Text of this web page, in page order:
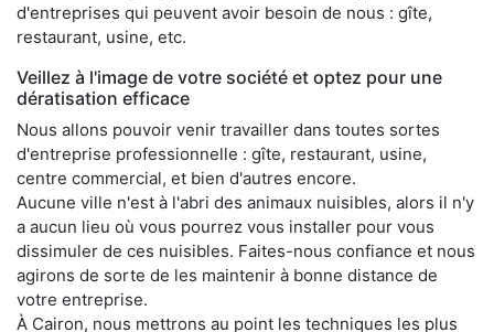
d'entreprises qui peuvent avoir besoin de nous : gîte,
restaurant, usine, etc.
Veillez à l'image de votre société et optez pour une
dératisation efficace
Nous allons pouvoir venir travailler dans toutes sortes
d'entreprise professionnelle : gîte, restaurant, usine,
centre commercial, et bien d'autres encore.
Aucune ville n'est à l'abri des animaux nuisibles, alors il n'y
a aucun lieu où vous pourrez vous installer pour vous
dissimuler de ces nuisibles. Faites-nous confiance et nous
agirons de sorte de les maintenir à bonne distance de
votre entreprise.
À Cairon, nous mettrons au point les techniques les plus